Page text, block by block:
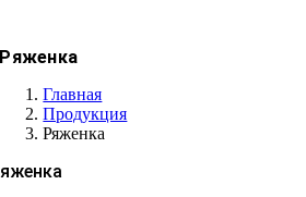
Ряженка
Главная
Продукция
Ряженка